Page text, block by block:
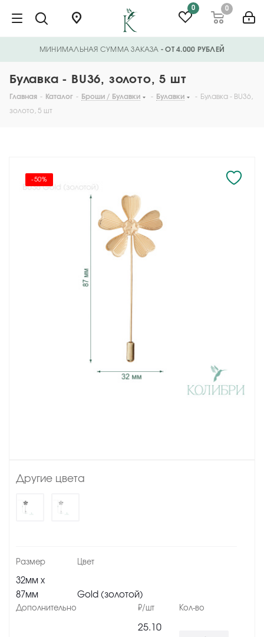
0 0
МИНИМАЛЬНАЯ СУММА ЗАКАЗА - ОТ 4.000 РУБЛЕЙ
Булавка - BU36, золото, 5 шт
Главная - Каталог - Броши / Булавки - Булавки - Булавка - BU36,
золото, 5 шт
-50%
Другие цвета
32мм х
87мм
Gold (золотой)
25.10